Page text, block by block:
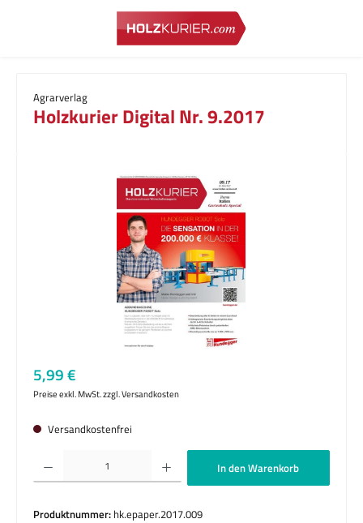
Zum Hauptinhalt springen
Agrarverlag
Holzkurier Digital Nr. 9.2017
Bildergalerie überspringen
Regulärer Preis:
5,99 €
Preise exkl. MwSt. zzgl. Versandkosten
Versandkostenfrei
Produkt Anzahl: Gib den gewünschten Wert ein oder benutze die Schaltflächen um
In den Warenkorb
Produktnummer: hk.epaper.2017.009